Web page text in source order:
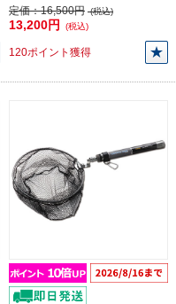
定価：16,500円 (税込)
13,200円 (税込)
120ポイント獲得